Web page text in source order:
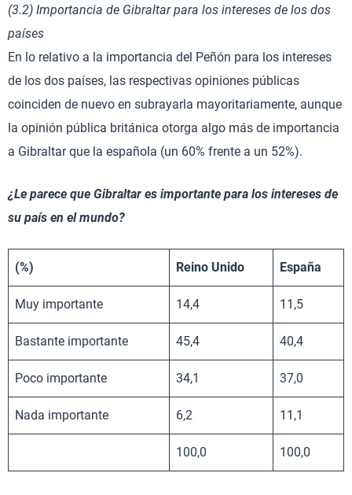
(3.2) Importancia de Gibraltar para los intereses de los dos
países
En lo relativo a la importancia del Peñón para los intereses
de los dos países, las respectivas opiniones públicas
coinciden de nuevo en subrayarla mayoritariamente, aunque
la opinión pública británica otorga algo más de importancia
a Gibraltar que la española (un 60% frente a un 52%).
¿Le parece que Gibraltar es importante para los intereses de
su país en el mundo?
(%) Reino Unido España
Muy importante 14,4 11,5
Bastante importante 45,4 40,4
Poco importante 34,1 37,0
Nada importante 6,2 11,1
100,0 100,0